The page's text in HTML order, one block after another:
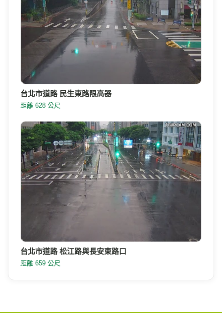
台北市道路 民生東路限高器
距離 628 公尺
台北市道路 松江路與長安東路口
距離 659 公尺